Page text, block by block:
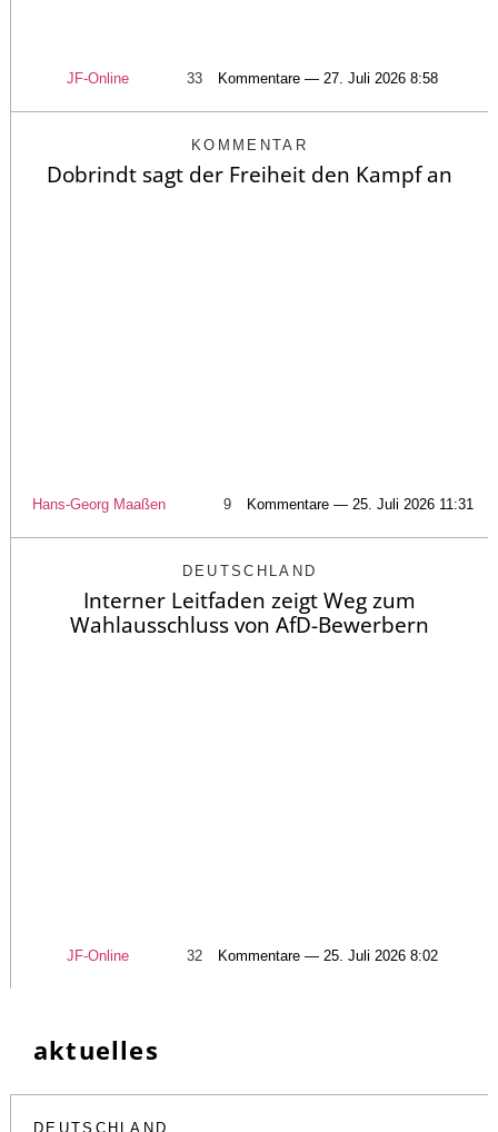
JF-Online 33 Kommentare — 27. Juli 2026 8:58
KOMMENTAR
Dobrindt sagt der Freiheit den Kampf an
Hans-Georg Maaßen 9 Kommentare — 25. Juli 2026 11:31
DEUTSCHLAND
Interner Leitfaden zeigt Weg zum
Wahlausschluss von AfD-Bewerbern
JF-Online 32 Kommentare — 25. Juli 2026 8:02
aktuelles
DEUTSCHLAND